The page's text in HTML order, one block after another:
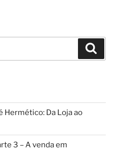
Hermético: Da Loja ao
3 – A venda em